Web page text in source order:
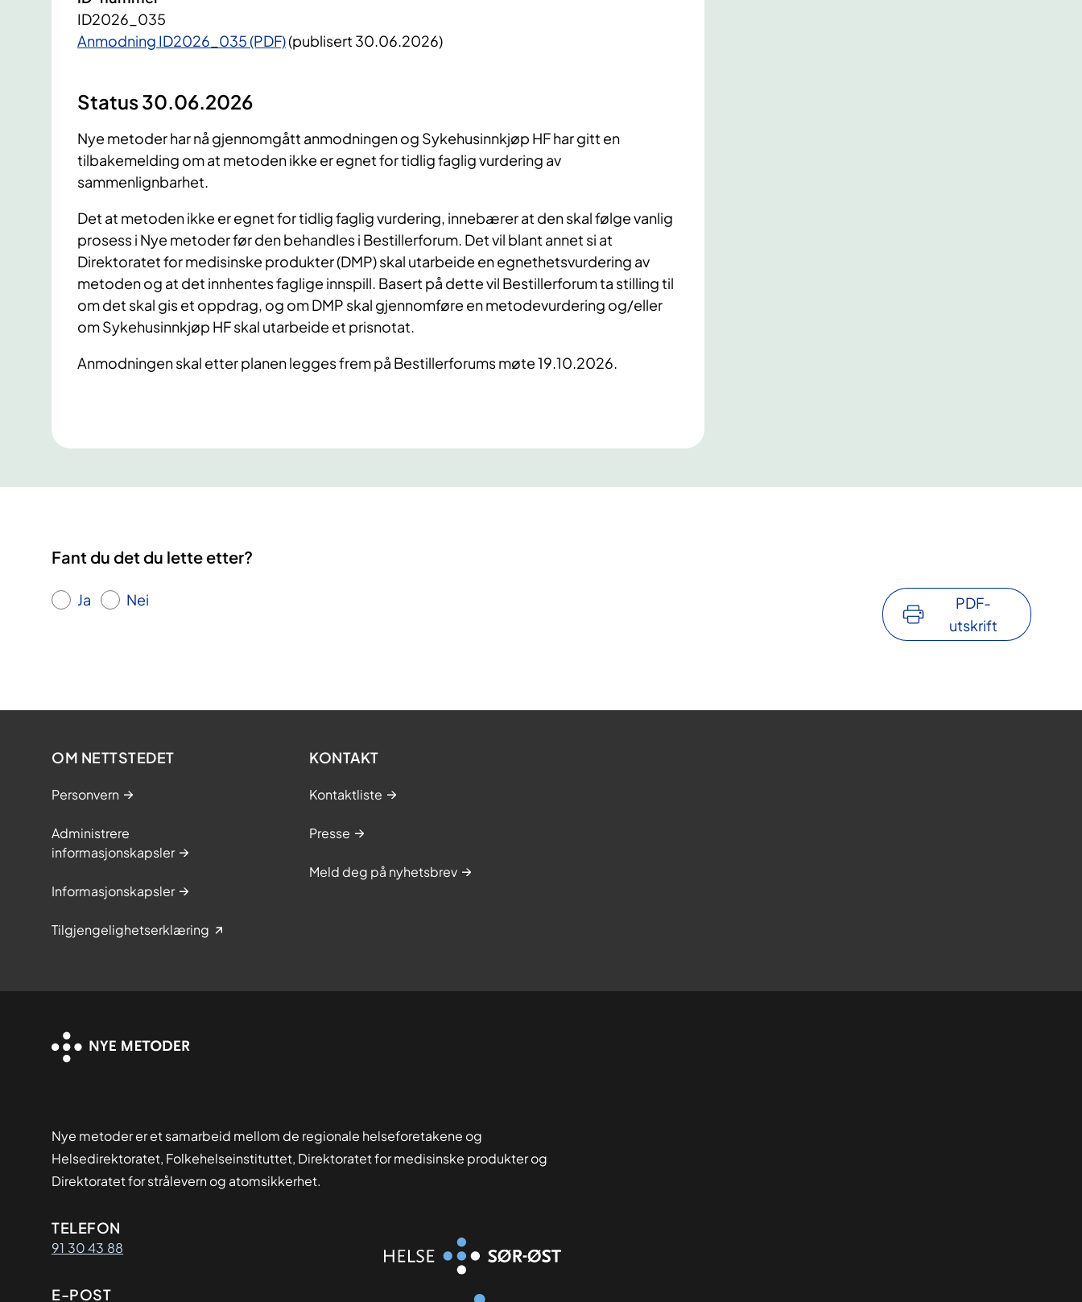
ID2026_035
Anmodning ID2026_035 (PDF)(publisert 30.06.2026)
Status 30.06.2026
Nye metoder har nå gjennomgått anmodningen og Sykehusinnkjøp HF har gitt en
tilbakemelding om at metoden ikke er egnet for tidlig faglig vurdering av
sammenlignbarhet.
Det at metoden ikke er egnet for tidlig faglig vurdering, innebærer at den skal følge vanlig
prosess i Nye metoder før den behandles i Bestillerforum. Det vil blant annet si at
Direktoratet for medisinske produkter (DMP) skal utarbeide en egnethetsvurdering av
metoden og at det innhentes faglige innspill. Basert på dette vil Bestillerforum ta stilling til
om det skal gis et oppdrag, og om DMP skal gjennomføre en metodevurdering og/eller
om Sykehusinnkjøp HF skal utarbeide et prisnotat.
Anmodningen skal etter planen legges frem på Bestillerforums møte 19.10.2026.
Fant du det du lette etter?
Ja Nei
PDF-
utskrift
OM NETTSTEDET
Personvern
Administrere
informasjonskapsler
Informasjonskapsler
Tilgjengelighetserklæring
KONTAKT
Kontaktliste
Presse
Meld deg på nyhetsbrev
Nye metoder er et samarbeid mellom de regionale helseforetakene og
Helsedirektoratet, Folkehelseinstituttet, Direktoratet for medisinske produkter og
Direktoratet for strålevern og atomsikkerhet.
Kontaktinformasjon
TELEFON
91 30 43 88
E-POST
Organisasjon